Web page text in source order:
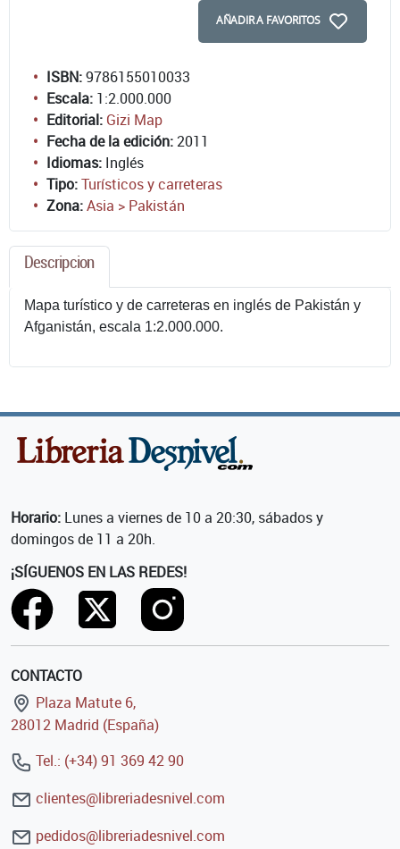
AÑADIR A FAVORITOS
ISBN:9786155010033
Escala: 1:2.000.000
Editorial: Gizi Map
Fecha de la edición:2011
Idiomas: Inglés
Tipo:Turísticos y carreteras
Zona:Asia > Pakistán
Descripcion
Mapa turístico y de carreteras en inglés de Pakistán y
Afganistán, escala 1:2.000.000.
Horario: Lunes a viernes de 10 a 20:30, sábados y
domingos de 11 a 20h.
¡SÍGUENOS EN LAS REDES!
CONTACTO
Plaza Matute 6,
28012 Madrid (España)
Tel.: (+34) 91 369 42 90
clientes@libreriadesnivel.com
pedidos@libreriadesnivel.com